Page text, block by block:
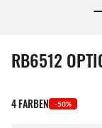
1 Artikel wurde
RB6512
4 FARBEN -50%